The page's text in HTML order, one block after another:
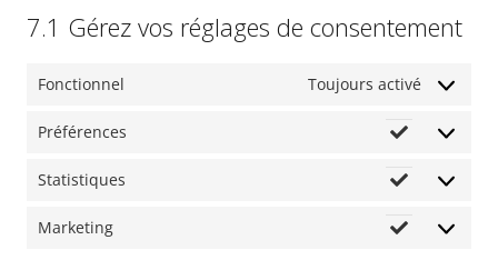
7.1 Gérez vos réglages de consentement
Fonctionnel Toujours activé
Préférences
Statistiques
Marketing
Marketing